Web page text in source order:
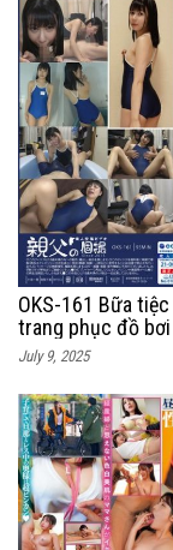
OKS-161 Bữa
trang phục đồ bơi
July 9, 2025